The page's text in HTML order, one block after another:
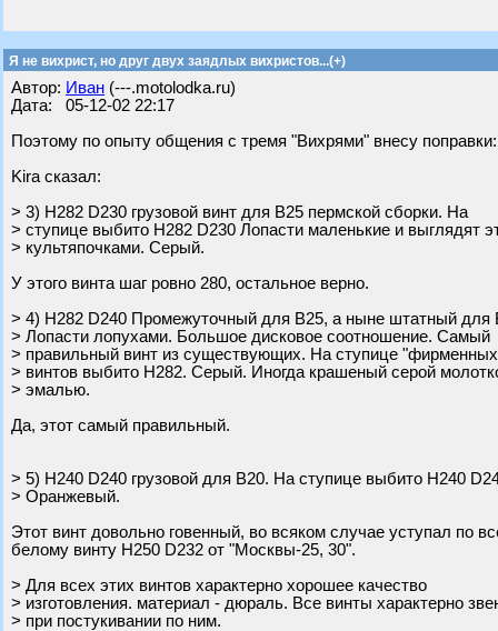
Я не вихрист, но друг двух заядлых вихристов...(+)
Автор: Иван (---.motolodka.ru)
Дата: 05-12-02 22:17
Поэтому по опыту общения с тремя "Вихрями" внесу поправки:
Kira сказал:
> 3) H282 D230 грузовой винт для В25 пермской сборки. На
> ступице выбито H282 D230 Лопасти маленькие и выглядят
> культяпочками. Серый.
У этого винта шаг ровно 280, остальное верно.
> 4) H282 D240 Промежуточный для В25, а ныне штатный для
> Лопасти лопухами. Большое дисковое соотношение. Самый
> правильный винт из существующих. На ступице
> винтов выбито H282. Серый. Иногда крашеный серой
> эмалью.
Да, этот самый правильный.
> 5) H240 D240 грузовой для В20. На ступице выбито H240
> Оранжевый.
Этот винт довольно говенный, во всяком случае уступал по
белому винту H250 D232 от "Москвы-25, 30".
> Для всех этих винтов характерно хорошее качество
> изготовления. материал - дюраль. Все винты характерно
> при постукивании по ним.